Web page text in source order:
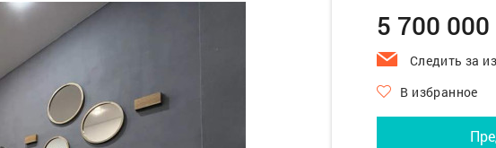
5 700 000
Следить за
В избранное